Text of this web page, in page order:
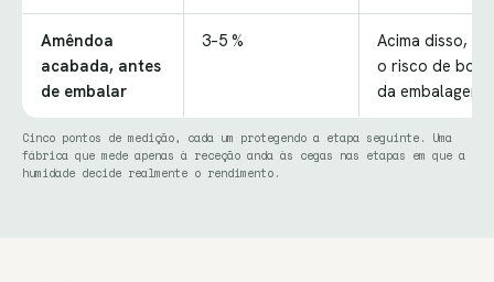
Amêndoa
acabada, antes
de embalar
3–5 %
Acima disso, a
o risco de
da embalagem
Cinco pontos de medição, cada um protegendo a etapa seguinte. Uma
fábrica que mede apenas à receção anda às cegas nas etapas em que a
humidade decide realmente o rendimento.